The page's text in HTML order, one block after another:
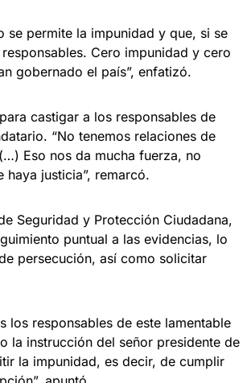
se permite la impunidad y que, si se
Cero impunidad y cero
gobernado el país”, enfatizó.
castigar a los responsables de
“No tenemos relaciones de
Eso nos da mucha fuerza, no
justicia”, remarcó.
Seguridad y Protección Ciudadana,
puntual a las evidencias, lo
persecución, así como solicitar
los responsables de este lamentable
la instrucción del señor presidente de
la impunidad, es decir, de cumplir